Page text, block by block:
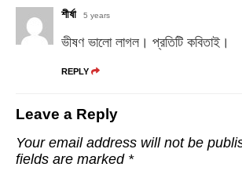
শীর্ষা 5 years
ভীষণ ভালো লাগল। প্রতিটি কবিতাই।
REPLY
Leave a Reply
Your email address will not be
fields are marked *